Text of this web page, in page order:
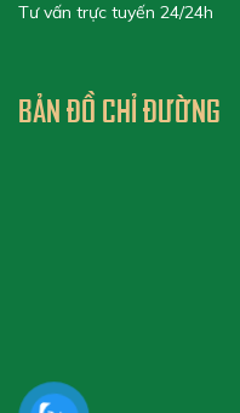
Tư vấn trực tuyến 24/24h
BẢN ĐỒ CHỈ ĐƯỜNG